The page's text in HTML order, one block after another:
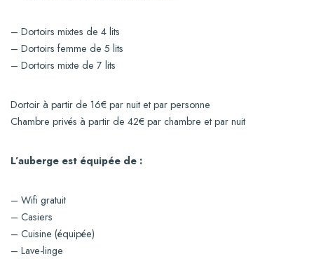
– Dortoirs mixtes de 4 lits
– Dortoirs femme de 5 lits
– Dortoirs mixte de 7 lits
Dortoir à partir de 16€ par nuit et par personne
Chambre privés à partir de 42€ par chambre et par nuit
L’auberge est équipée de :
– Wifi gratuit
– Casiers
– Cuisine (équipée)
– Lave-linge